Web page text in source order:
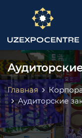
menu
Главная
Аудиторские